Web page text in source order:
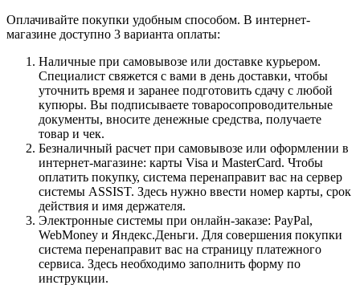
Оплачивайте покупки удобным способом. В интернет-
магазине доступно 3 варианта оплаты:
Наличные при самовывозе или доставке курьером.
Специалист свяжется с вами в день доставки, чтобы
уточнить время и заранее подготовить сдачу с любой
купюры. Вы подписываете товаросопроводительные
документы, вносите денежные средства, получаете
товар и чек.
Безналичный расчет при самовывозе или оформлении в
интернет-магазине: карты Visa и MasterCard. Чтобы
оплатить покупку, система перенаправит вас на сервер
системы ASSIST. Здесь нужно ввести номер карты, срок
действия и имя держателя.
Электронные системы при онлайн-заказе: PayPal,
WebMoney и Яндекс.Деньги. Для совершения покупки
система перенаправит вас на страницу платежного
сервиса. Здесь необходимо заполнить форму по
инструкции.